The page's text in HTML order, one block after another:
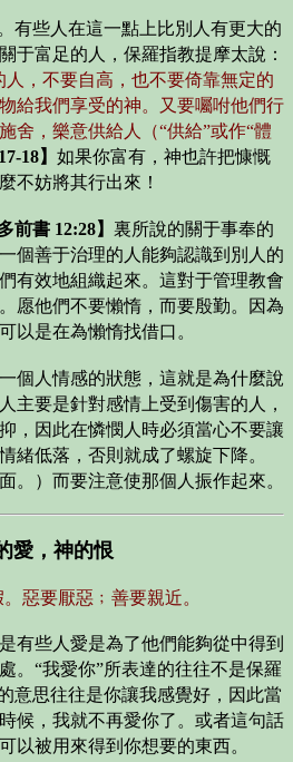
有些人在這一點上比別人有更大的
于富足的人，保羅指教提摩太說：
，不要自高，也不要倚靠無定的
給我們享受的神。又要囑咐他們行
舍，樂意供給人（“供給”或作“體
18】 如果你富有，神也許把慷慨
不妨將其行出來！
前書 12:28】 裏所說的關于事奉的
個善于治理的人能夠認識到別人的
有效地組織起來。這對于管理教會
愿他們不要懶惰，而要殷勤。因為
以是在為懶惰找借口。
個人情感的狀態，這就是為什麼說
主要是針對感情上受到傷害的人，
，因此在憐憫人時必須當心不要讓
緒低落，否則就成了螺旋下降。
。）而要注意使那個人振作起來。
愛，神的恨
惡要厭惡﹔善要親近。
有些人愛是為了他們能夠從中得到
。“我愛你”所表達的往往不是保羅
意思往往是你讓我感覺好，因此當
候，我就不再愛你了。或者這句話
以被用來得到你想要的東西。